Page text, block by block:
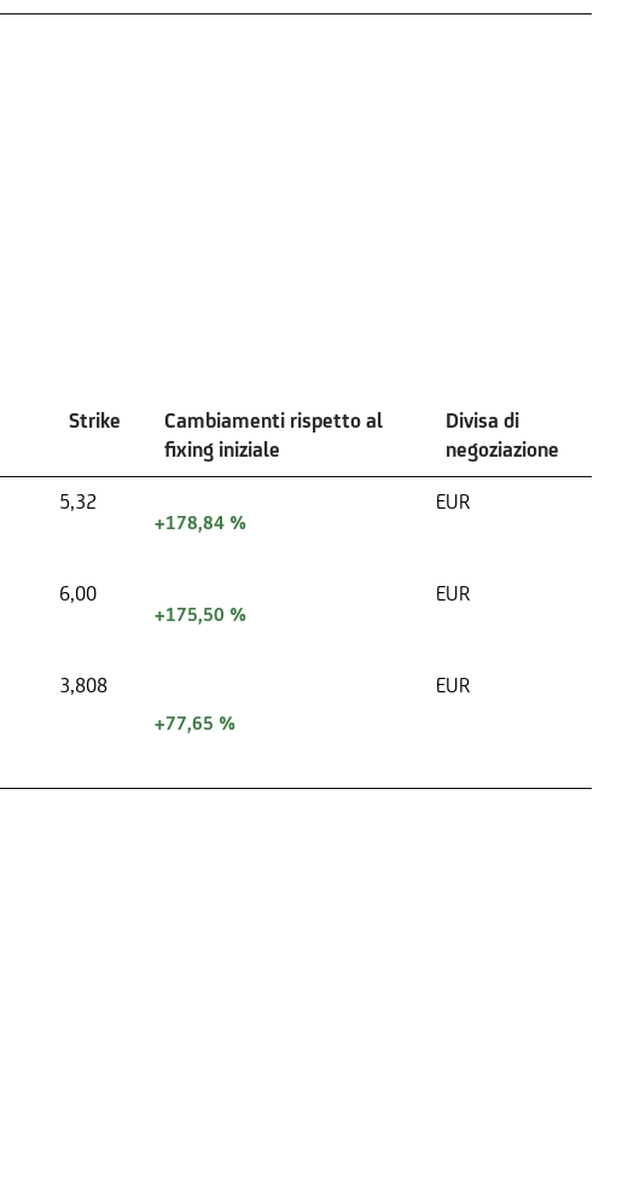
Strike
Cambiamenti rispetto al
fixing iniziale
Divisa di
negoziazione
5,32
+178,84 %
EUR
6,00
+175,50 %
EUR
3,808
+77,65 %
EUR